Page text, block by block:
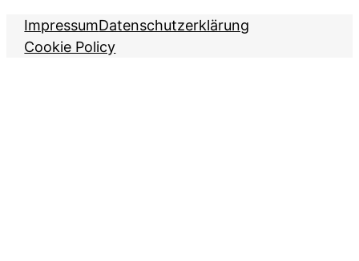
ImpressumDatenschutzerklärung
Cookie Policy